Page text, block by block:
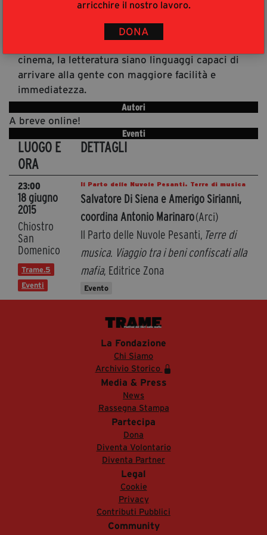
arricchire il nostro lavoro.
DONA
convinzione che la legalità possa svilupparsi a
cinema, la letteratura siano linguaggi capaci di
arrivare alla gente con maggiore facilità e
immediatezza.
Autori
A breve online!
Eventi
LUOGO E
ORA
DETTAGLI
23:00
18 giugno
2015
Chiostro
San
Domenico
Trame.5
Eventi
Il Parto delle Nuvole Pesanti. Terre di musica
Salvatore Di Siena e Amerigo Sirianni,
coordina Antonio Marinaro(Arci)
Il Parto delle Nuvole Pesanti, Terre di
musica. Viaggio tra i beni confiscati alla
mafia, Editrice Zona
Evento
La Fondazione
Chi Siamo
Archivio Storico
Media & Press
News
Rassegna Stampa
Partecipa
Dona
Diventa Volontario
Diventa Partner
Legal
Cookie
Privacy
Contributi Pubblici
Community